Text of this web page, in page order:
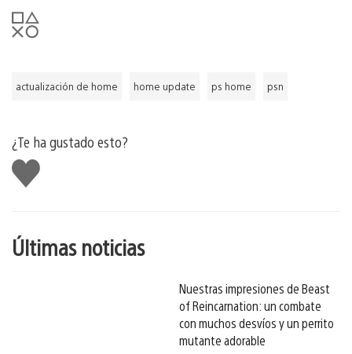
actualización de home home update ps home psn
¿Te ha gustado esto?
Me
gusta
Últimas noticias
Nuestras impresiones de Beast
of Reincarnation: un combate
con muchos desvíos y un perrito
mutante adorable